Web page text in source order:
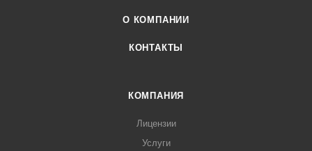
О КОМПАНИИ
КОНТАКТЫ
КОМПАНИЯ
Лицензии
Услуги